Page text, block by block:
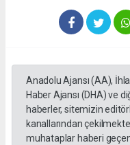
Anadolu Ajansı (AA),
Haber Ajansı (DHA) ve
haberler, sitemizin
kanallarından
muhataplar haberi